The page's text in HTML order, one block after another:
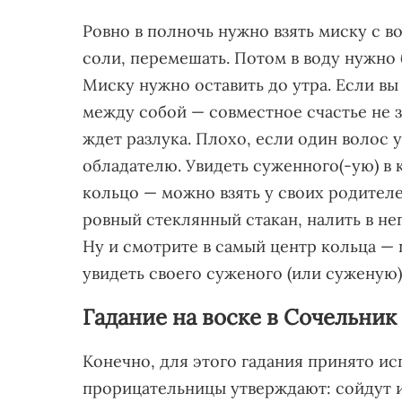
Ровно в полночь нужно взять миску с
соли, перемешать. Потом в воду нужно
Миску нужно оставить до утра. Если
между собой — совместное счастье не
ждет разлука. Плохо, если один волос
обладателю. Увидеть суженного(-ую) в
кольцо — можно взять у своих
ровный стеклянный стакан, налить в
Ну и смотрите в самый центр кольца —
увидеть своего суженого (или
Гадание на воске в Сочельник
Конечно, для этого гадания принято
прорицательницы утверждают: